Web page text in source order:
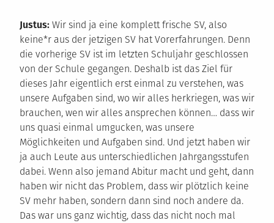
Justus: Wir sind ja eine komplett frische SV, also
keine*r aus der jetzigen SV hat Vorerfahrungen. Denn
die vorherige SV ist im letzten Schuljahr geschlossen
von der Schule gegangen. Deshalb ist das Ziel für
dieses Jahr eigentlich erst einmal zu verstehen, was
unsere Aufgaben sind, wo wir alles herkriegen, was wir
brauchen, wen wir alles ansprechen können… dass wir
uns quasi einmal umgucken, was unsere
Möglichkeiten und Aufgaben sind. Und jetzt haben wir
ja auch Leute aus unterschiedlichen Jahrgangsstufen
dabei. Wenn also jemand Abitur macht und geht, dann
haben wir nicht das Problem, dass wir plötzlich keine
SV mehr haben, sondern dann sind noch andere da.
Das war uns ganz wichtig, dass das nicht noch mal